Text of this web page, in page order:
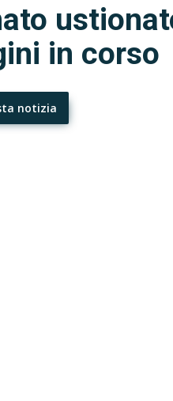
in corso
notizia